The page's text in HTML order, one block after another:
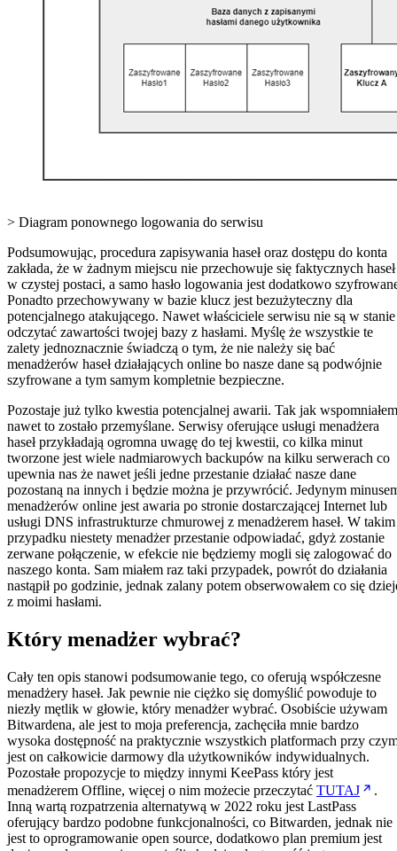
> Diagram ponownego logowania do serwisu
Podsumowując, procedura zapisywania haseł oraz dostępu do konta
zakłada, że w żadnym miejscu nie przechowuje się faktycznych haseł
w czystej postaci, a samo hasło logowania jest dodatkowo
Ponadto przechowywany w bazie klucz jest bezużyteczny dla
potencjalnego atakującego. Nawet właściciele serwisu nie są w stanie
odczytać zawartości twojej bazy z hasłami. Myślę że wszystkie te
zalety jednoznacznie świadczą o tym, że nie należy się bać
menadżerów haseł działających online bo nasze dane są podwójnie
szyfrowane a tym samym kompletnie bezpieczne.
Pozostaje już tylko kwestia potencjalnej awarii. Tak jak
nawet to zostało przemyślane. Serwisy oferujące usługi menadżera
haseł przykładają ogromna uwagę do tej kwestii, co kilka minut
tworzone jest wiele nadmiarowych backupów na kilku serwerach co
upewnia nas że nawet jeśli jedne przestanie działać nasze dane
pozostaną na innych i będzie można je przywrócić. Jedynym
menadżerów online jest awaria po stronie dostarczającej Internet lub
usługi DNS infrastrukturze chmurowej z menadżerem haseł. W takim
przypadku niestety menadżer przestanie odpowiadać, gdyż zostanie
zerwane połączenie, w efekcie nie będziemy mogli się zalogować do
naszego konta. Sam miałem raz taki przypadek, powrót do działania
nastąpił po godzinie, jednak zalany potem obserwowałem co się
z moimi hasłami.
Który menadżer wybrać?
Cały ten opis stanowi podsumowanie tego, co oferują współczesne
menadżery haseł. Jak pewnie nie ciężko się domyślić powoduje to
niezły mętlik w głowie, który menadżer wybrać. Osobiście używam
Bitwardena, ale jest to moja preferencja, zachęciła mnie bardzo
wysoka dostępność na praktycznie wszystkich platformach przy
jest on całkowicie darmowy dla użytkowników indywidualnych.
Pozostałe propozycje to między innymi KeePass który jest
menadżerem Offline, więcej o nim możecie przeczytać TUTAJ
.
Inną wartą rozpatrzenia alternatywą w 2022 roku jest LastPass
oferujący bardzo podobne funkcjonalności, co Bitwarden, jednak nie
jest to oprogramowanie open source, dodatkowo plan premium jest